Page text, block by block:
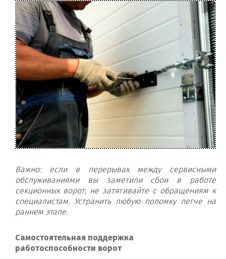
Важно: если в перерывах между сервисными
обслуживаниями вы заметили сбои в работе
секционных ворот, не затягивайте с обращениям к
специалистам. Устранить любую поломку легче на
раннем этапе.
Самостоятельная поддержка
работоспособности ворот